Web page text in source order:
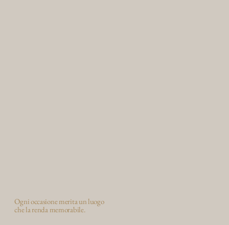
Ogni occasione merita un luogo
che la renda memorabile.